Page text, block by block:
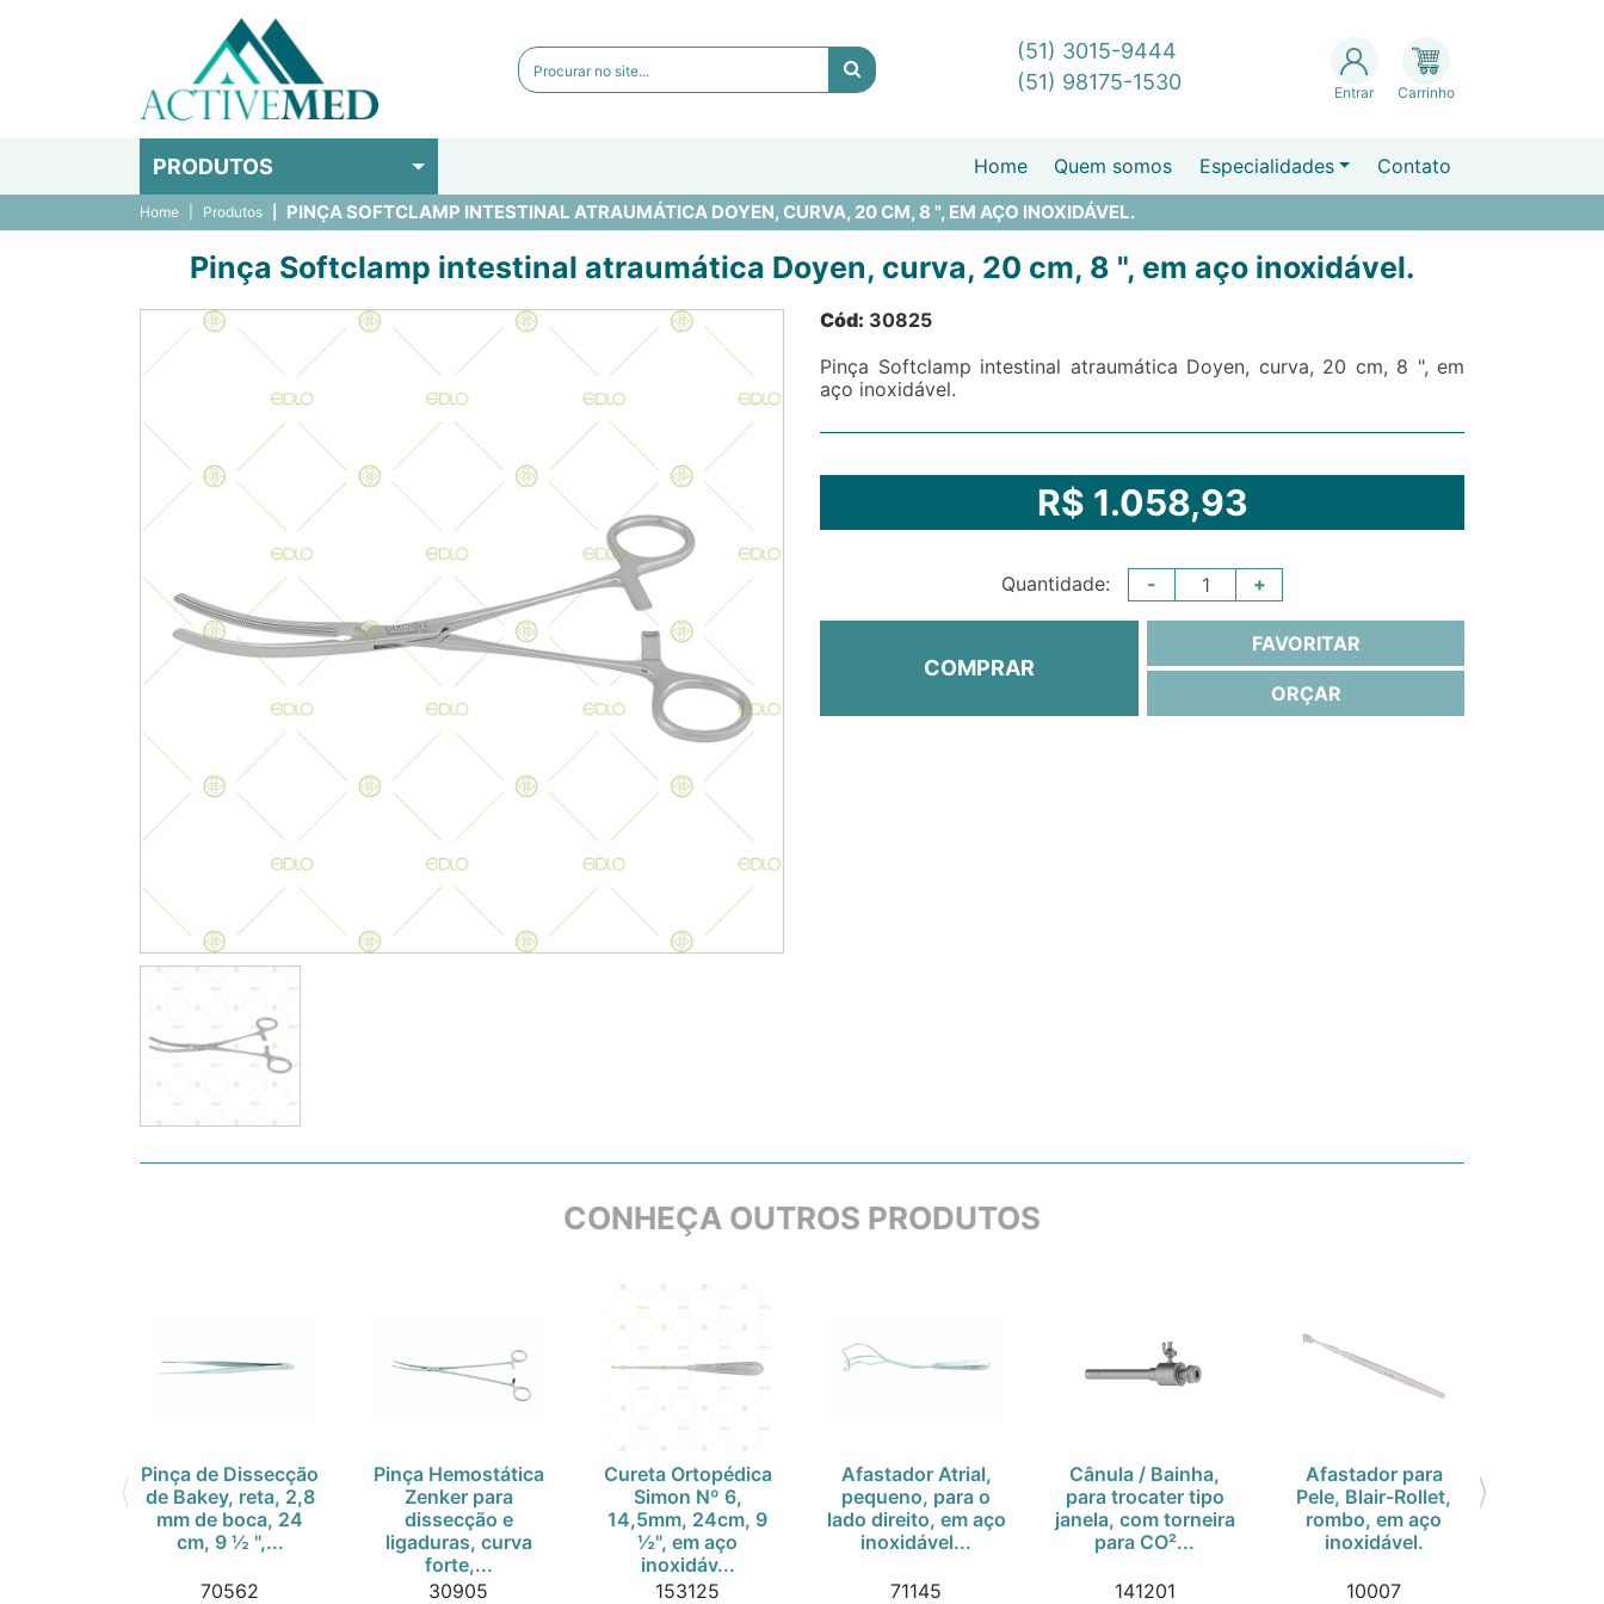
(51) 3015-9444
(51) 98175-1530
Entrar Carrinho
PRODUTOS Home Quem somos Especialidades Contato
Home Produtos PINÇA SOFTCLAMP INTESTINAL ATRAUMÁTICA DOYEN, CURVA, 20 CM, 8 ", EM AÇO INOXIDÁVEL.
Pinça Softclamp intestinal atraumática Doyen, curva, 20 cm, 8 ", em aço inoxidável.
Cód: 30825
Pinça Softclamp intestinal atraumática Doyen, curva, 20 cm, 8 ", em
aço inoxidável.
R$ 1.058,93
Quantidade: - +
COMPRAR
FAVORITAR
ORÇAR
CONHEÇA OUTROS PRODUTOS
Pinça de Dissecção
de Bakey, reta, 2,8
mm de boca, 24
cm, 9 ½ ",...
70562
Pinça Hemostática
Zenker para
dissecção e
ligaduras, curva
forte,...
30905
Cureta Ortopédica
Simon Nº 6,
14,5mm, 24cm, 9
½", em aço
inoxidáv...
153125
Afastador Atrial,
pequeno, para o
lado direito, em aço
inoxidável...
71145
Cânula / Bainha,
para trocater tipo
janela, com torneira
para CO²...
141201
Afastador para
Pele, Blair-Rollet,
rombo, em aço
inoxidável.
10007